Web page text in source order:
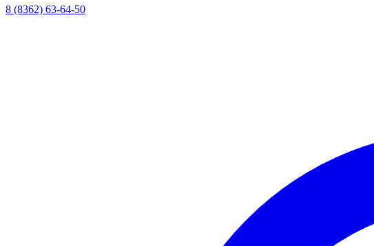
8 (8362) 63-64-50